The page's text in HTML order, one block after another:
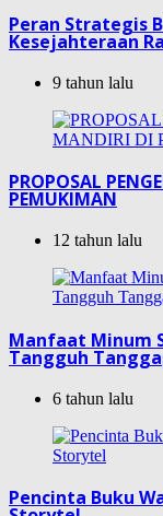
Peran Strategis
Kesejahteraan
9 tahun lalu
PROPOSAL
PEMUKIMAN
12 tahun lalu
Manfaat Minum
Tangguh
6 tahun lalu
Pencinta Buku